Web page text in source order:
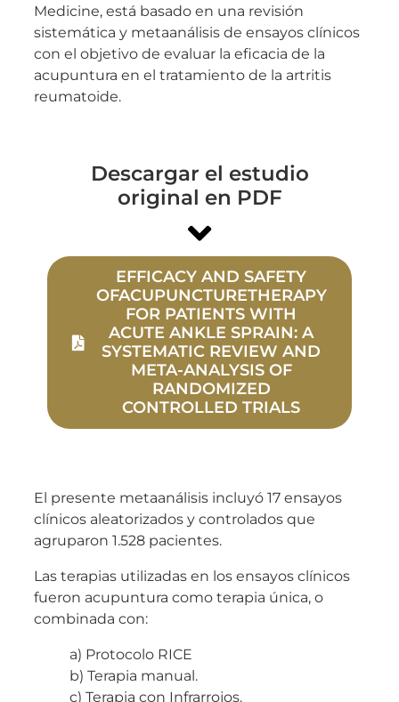
Medicine, está basado en una revisión
sistemática y metaanálisis de ensayos clínicos
con el objetivo de evaluar la eficacia de la
acupuntura en el tratamiento de la artritis
reumatoide.
Descargar el estudio
original en PDF
EFFICACY AND SAFETY
OFACUPUNCTURETHERAPY
FOR PATIENTS WITH
ACUTE ANKLE SPRAIN: A
SYSTEMATIC REVIEW AND
META-ANALYSIS OF
RANDOMIZED
CONTROLLED TRIALS
El presente metaanálisis incluyó 17 ensayos
clínicos aleatorizados y controlados que
agruparon 1.528 pacientes.
Las terapias utilizadas en los ensayos clínicos
fueron acupuntura como terapia única, o
combinada con:
a) Protocolo RICE
b) Terapia manual.
c) Terapia con Infrarrojos.